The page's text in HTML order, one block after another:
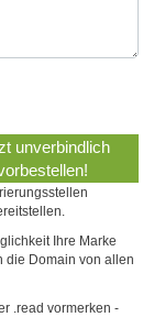
Ihre Marke
die Domain von allen
.read vormerken -